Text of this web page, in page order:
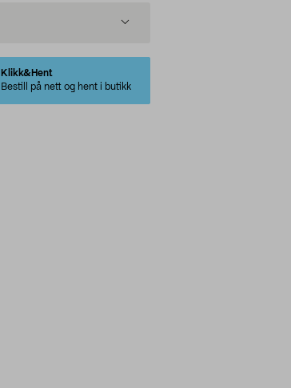
Klikk&Hent
Bestill på nett og hent i butikk